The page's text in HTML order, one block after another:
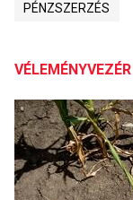
PÉNZSZERZÉS
VÉLEMÉNYVEZÉR